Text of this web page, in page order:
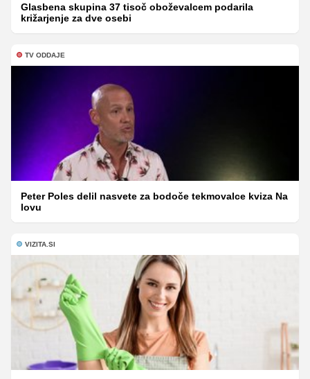
Glasbena skupina 37 tisoč oboževalcem podarila
križarjenje za dve osebi
TV ODDAJE
Peter Poles delil nasvete za bodoče tekmovalce kviza Na
lovu
VIZITA.SI